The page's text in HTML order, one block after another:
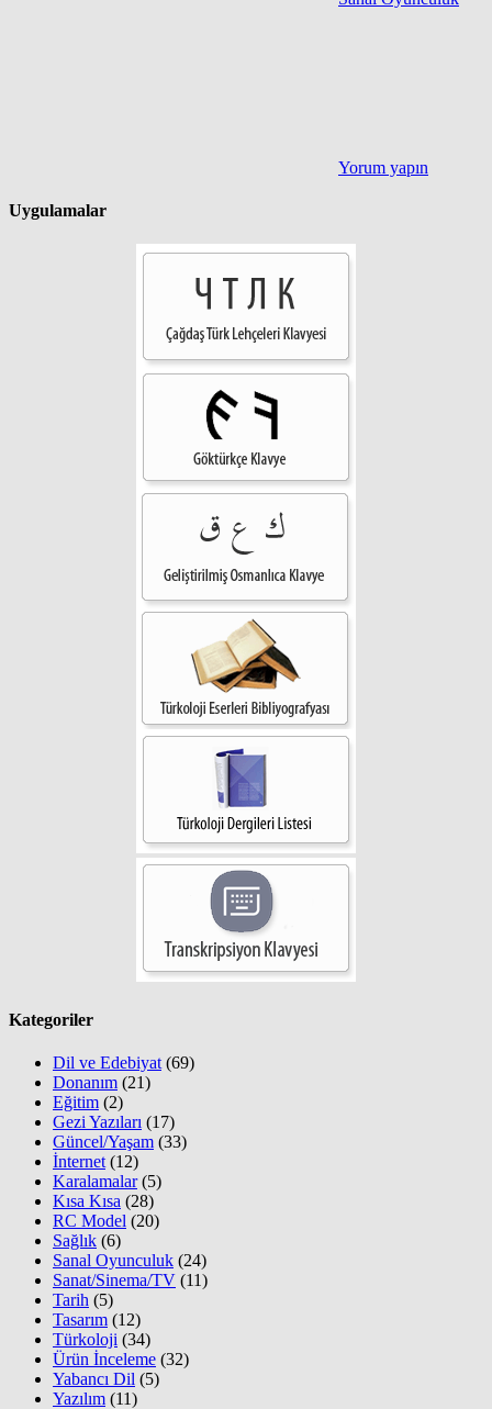
Yorum yapın
Uygulamalar
Kategoriler
Dil ve Edebiyat (69)
Donanım (21)
Eğitim (2)
Gezi Yazıları (17)
Güncel/Yaşam (33)
İnternet (12)
Karalamalar(5)
Kısa Kısa (28)
RC Model (20)
Sağlık (6)
Sanal Oyunculuk (24)
Sanat/Sinema/TV (11)
Tarih (5)
Tasarım (12)
Türkoloji (34)
Ürün İnceleme (32)
Yabancı Dil (5)
Yazılım (11)